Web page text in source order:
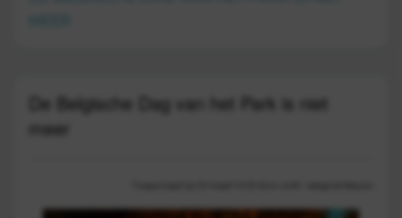
De Belgische Dag van het Park is niet
meer